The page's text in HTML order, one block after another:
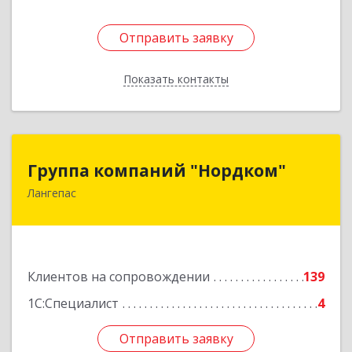
Отправить заявку
Показать контакты
Отправить заявку
Назад
Группа компаний "Нордком"
Лангепас
Клиентов на сопровождении
139
1С:Специалист
4
Отправить заявку
Группа компаний "Нордком"
628672, Тюменская обл, Лангепас г., Солнечная
Отправить заявку